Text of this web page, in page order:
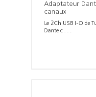
Adaptateur
canaux
Le 2Ch USB I-O de
Dante c . . .